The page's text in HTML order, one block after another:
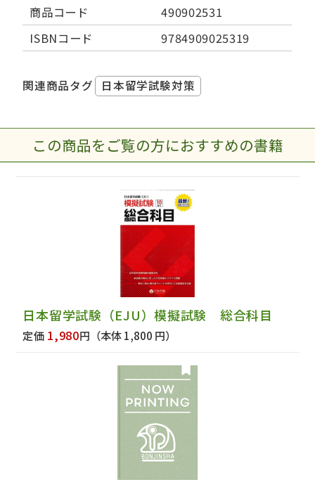
商品コード
490902531
ISBNコード
9784909025319
関連商品タグ 日本留学試験対策
この商品をご覧の方におすすめの書籍
日本留学試験（EJU）模擬試験 総合科目
定価 1,980円 （本体 1,800 円）